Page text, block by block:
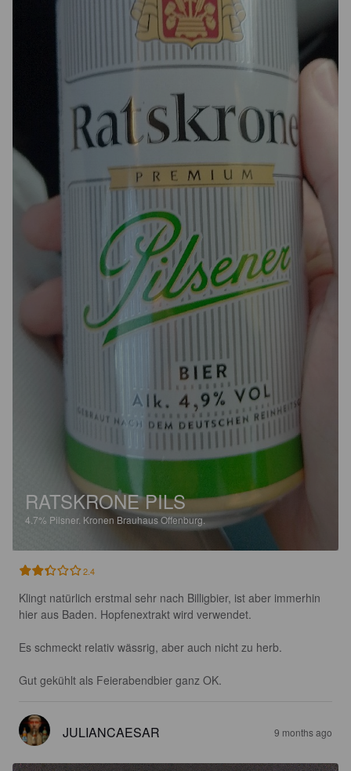
RATSKRONE PILS
4.7% Pilsner. Kronen Brauhaus Offenburg.
2.4
Klingt natürlich erstmal sehr nach Billigbier, ist aber immerhin
hier aus Baden. Hopfenextrakt wird verwendet.
Es schmeckt relativ wässrig, aber auch nicht zu herb.
Gut gekühlt als Feierabendbier ganz OK.
JULIANCAESAR 9 months ago